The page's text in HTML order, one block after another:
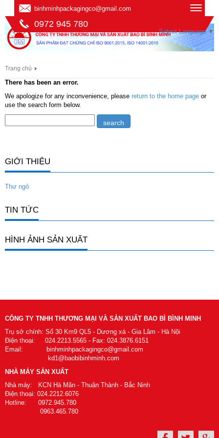
binhminhpackagingco@gmail.com
0972 945 780
Select Language ▼
Trang chủ
There has been an error.
We apologize for any inconvenience, please return to the home page or
use the search form below.
GIỚI THIỆU
Thư ngỏ
TIN TỨC
HÌNH ẢNH SẢN XUẤT
CÔNG TY TNHH THƯƠNG MẠI VÀ SẢN XUẤT BAO BÌ BÌNH MINH
Trụ sở chính: Số 30 Km9 QL5 - Dương xá - Gia Lâm - Hà Nội
Điện thoại: 024.2213.5565 - Fax: 024.3876.6151
Email: binhminhpackagingco@gmail.com
kd1@baobibinhminh.com
NHÀ MÁY SẢN XUẤT
Nhà máy: KCN Hà Mãn - Thuận Thành - Bắc Ninh
Điện thoại: 024.2212.6076
Hotline: 0972.945.780
0963.465.780